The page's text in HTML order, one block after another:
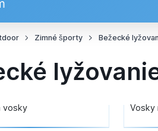
Zimné športy Bežecké
vosky Vosky